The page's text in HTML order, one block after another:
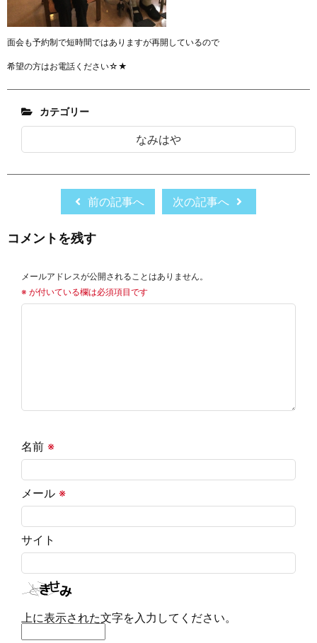
面会も予約制で短時間ではありますが再開しているので
希望の方はお電話ください☆★
カテゴリー
なみはや
前の記事へ 次の記事へ
コメントを残す
メールアドレスが公開されることはありません。
※ が付いている欄は必須項目です
名前 ※
メール ※
サイト
上に表示された文字を入力してください。